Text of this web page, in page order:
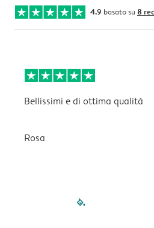
4.9 basato su 8
Bellissimi e di ottima qualità
Rosa
filled-